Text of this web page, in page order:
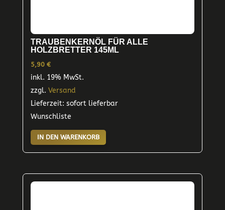
TRAUBENKERNÖL FÜR ALLE
HOLZBRETTER 145ML
5,90 €
inkl. 19% MwSt.
zzgl. Versand
Lieferzeit: sofort lieferbar
Wunschliste
IN DEN WARENKORB